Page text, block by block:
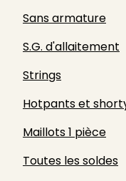
Sans armature
S.G. d'allaitement
Strings
Hotpants et
Maillots 1 pièce
Toutes les soldes